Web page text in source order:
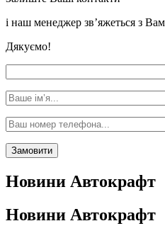
і наш менеджер зв’яжеться з
Дякуємо!
Новини Автокрафт
Новини Автокрафт